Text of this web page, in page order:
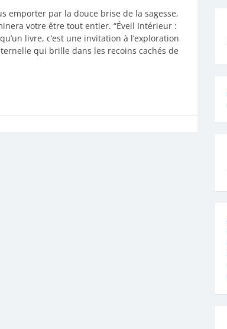
emporter par la douce brise de la sagesse,
votre être tout entier. “Éveil Intérieur :
livre, c’est une invitation à l’exploration
qui brille dans les recoins cachés de